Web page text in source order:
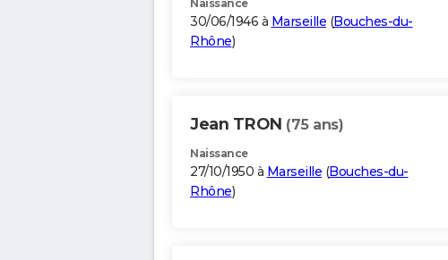
Naissance
30/06/1946 à Marseille (Bouches-du-
Rhône)
Jean TRON (75 ans)
Naissance
27/10/1950 à Marseille (Bouches-du-
Rhône)